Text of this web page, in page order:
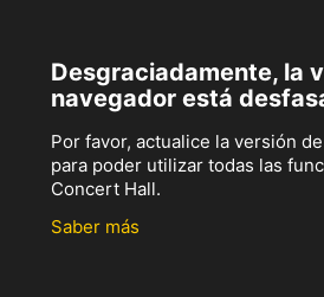
Desgraciadamente, la
navegador está
Por favor, actualice la versión
para poder utilizar todas las
Concert Hall.
Saber más